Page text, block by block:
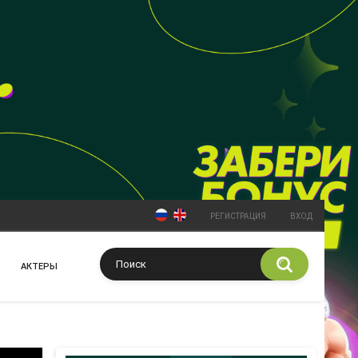
РЕГИСТРАЦИЯ ВХОД
АКТЕРЫ